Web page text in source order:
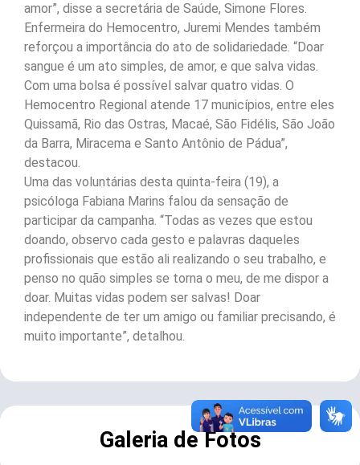
amor”, disse a secretária de Saúde, Simone Flores.
Enfermeira do Hemocentro, Juremi Mendes também
reforçou a importância do ato de solidariedade. “Doar
sangue é um ato simples, de amor, e que salva vidas.
Com uma bolsa é possível salvar quatro vidas. O
Hemocentro Regional atende 17 municípios, entre eles
Quissamã, Rio das Ostras, Macaé, São Fidélis, São João
da Barra, Miracema e Santo Antônio de Pádua”,
destacou.
Uma das voluntárias desta quinta-feira (19), a
psicóloga Fabiana Marins falou da sensação de
participar da campanha. “Todas as vezes que estou
doando, observo cada gesto e palavras daqueles
profissionais que estão ali realizando o seu trabalho, e
penso no quão simples se torna o meu, de me dispor a
doar. Muitas vidas podem ser salvas! Doar
independente de ter um amigo ou familiar precisando, é
muito importante”, detalhou.
Galeria de Fotos